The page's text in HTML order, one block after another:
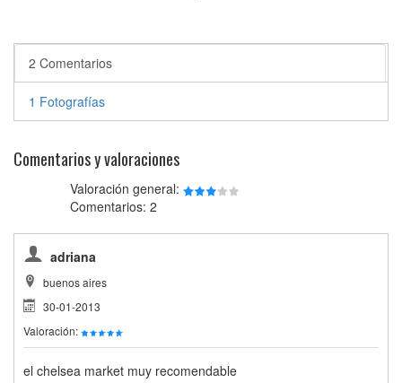
2 Comentarios
1 Fotografías
Comentarios y valoraciones
Valoración general:
Comentarios: 2
adriana
buenos aires
30-01-2013
Valoración:
el chelsea market muy recomendable